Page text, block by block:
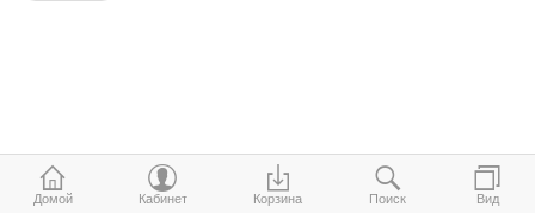
Домой Кабинет Корзина Поиск Вид